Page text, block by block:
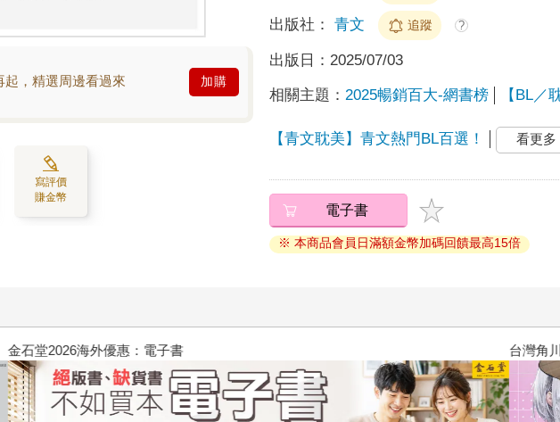
，精選周邊看過來 加購
寫評價
賺金幣
出版社： 青文 追蹤 ?
出版日： 2025/07/03
相關主題： 2025暢銷百大-網書榜 【BL／
【青文耽美】青文熱門BL百選！ 看更多
電子書
※ 本商品會員日滿額金幣加碼回饋最高15倍